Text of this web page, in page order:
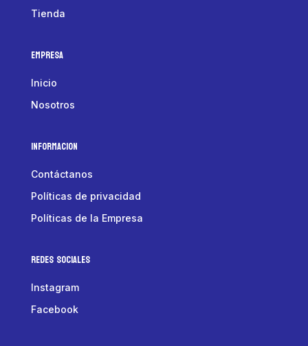
Tienda
Empresa
Inicio
Nosotros
Informacion
Contáctanos
Políticas de privacidad
Políticas de la Empresa
Redes Sociales
Instagram
Facebook